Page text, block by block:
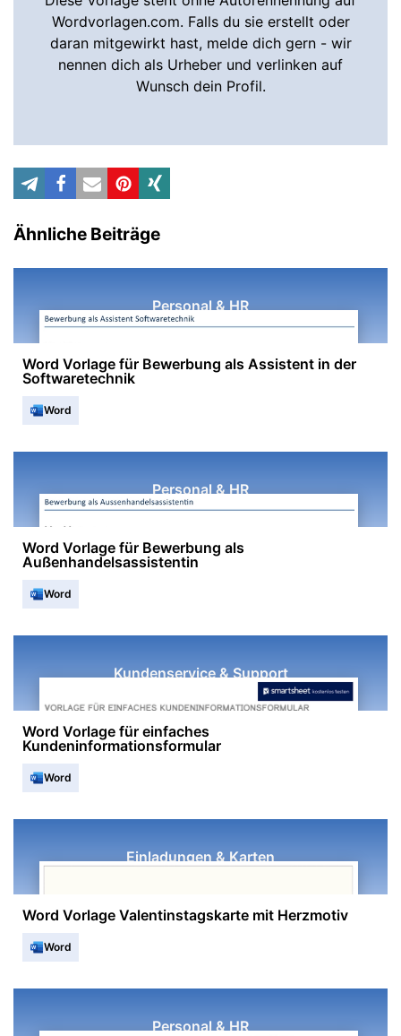
Wordvorlagen.com. Falls du sie erstellt oder
daran mitgewirkt hast, melde dich gern - wir
nennen dich als Urheber und verlinken auf
Wunsch dein Profil.
Ähnliche Beiträge
Personal & HR
Word Vorlage für Bewerbung als Assistent in der
Softwaretechnik
Word
Personal & HR
Word Vorlage für Bewerbung als
Außenhandelsassistentin
Word
Kundenservice & Support
Word Vorlage für einfaches
Kundeninformationsformular
Word
Einladungen & Karten
Word Vorlage Valentinstagskarte mit Herzmotiv
Word
Personal & HR